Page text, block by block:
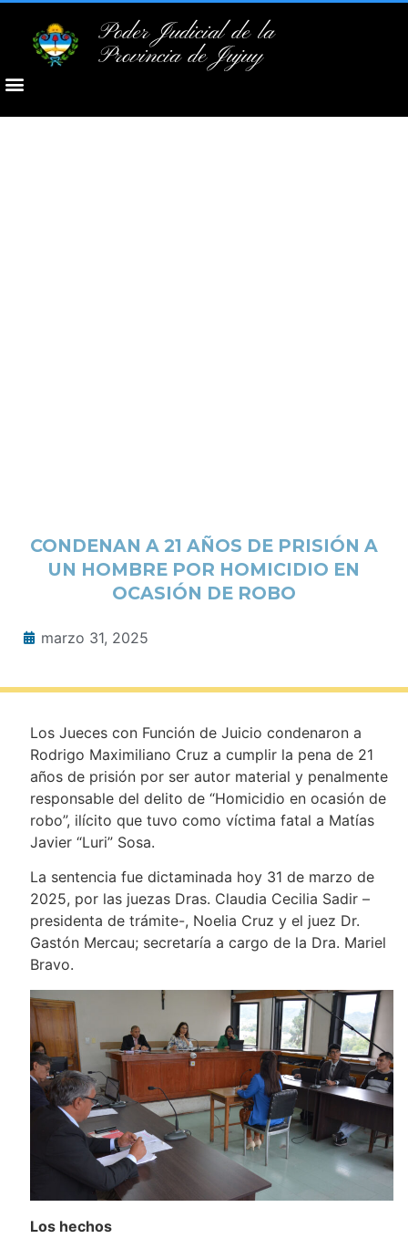
Poder Judicial de la
Provincia de Jujuy
CONDENAN A 21 AÑOS DE PRISIÓN A
UN HOMBRE POR HOMICIDIO EN
OCASIÓN DE ROBO
marzo 31, 2025
Los Jueces con Función de Juicio condenaron a
Rodrigo Maximiliano Cruz a cumplir la pena de 21
años de prisión por ser autor material y penalmente
responsable del delito de “Homicidio en ocasión de
robo”, ilícito que tuvo como víctima fatal a Matías
Javier “Luri” Sosa.
La sentencia fue dictaminada hoy 31 de marzo de
2025, por las juezas Dras. Claudia Cecilia Sadir –
presidenta de trámite-, Noelia Cruz y el juez Dr.
Gastón Mercau; secretaría a cargo de la Dra. Mariel
Bravo.
Los hechos